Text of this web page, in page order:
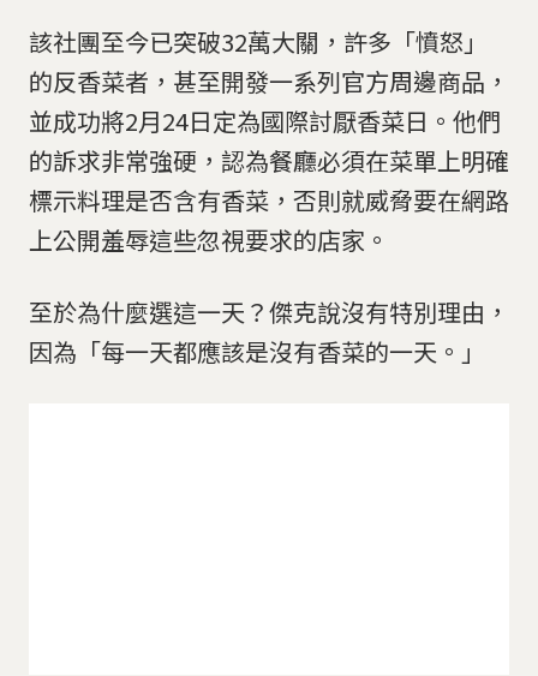
該社團至今已突破32萬大關，許多「憤怒」
的反香菜者，甚至開發一系列官方周邊商品，
並成功將2月24日定為國際討厭香菜日。他們
的訴求非常強硬，認為餐廳必須在菜單上明確
標示料理是否含有香菜，否則就威脅要在網路
上公開羞辱這些忽視要求的店家。
至於為什麼選這一天？傑克說沒有特別理由，
因為「每一天都應該是沒有香菜的一天。」